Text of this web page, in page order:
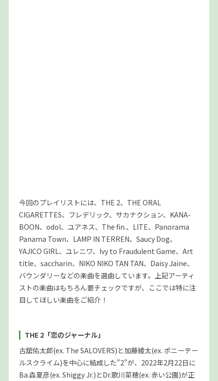
今回のプレイリストには、THE 2、THE ORAL
CIGARETTES、フレデリック、サカナクション、KANA-
BOON、odol、ユアネス、The fin.、LITE、Panorama
Panama Town、LAMP IN TERREN、Saucy Dog、
YAJICO GIRL、ユレニワ、Ivy to Fraudulent Game、Art
title、saccharin、NIKO NIKO TAN TAN、Daisy Jaine、
バウンダリーなどの楽曲を選曲しています。上記アーティ
ストの楽曲はもちろん要チェックですが、ここでは特に注
目してほしい楽曲をご紹介！
THE 2「恋のジャーナル」
古舘佑太郎(ex. The SALOVERS)と加藤綾太(ex. ポニーテー
ルスクライム)を中心に結成した"2"が、2022年2月22日に
Ba.森夏彦(ex. Shiggy Jr.)とDr.歌川菜穂(ex. 赤い公園)が正